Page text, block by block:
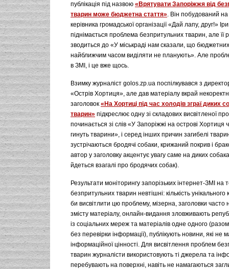
публікація під назвою «Врятувати Запоріжжя від
тварин може бюджетна стаття». Він побудований
керівника громадської організації «Дай лапу, друг!»
піднімається проблема безпритульних тварин, але її
зводиться до «У міськраді нам сказали, що бюджетних
найближчим часом виділяти не планують». Але
в ЗМІ, і це вже щось.
Взимку журналіст golos.zp.ua поспілкувався з
«Острів Хортиця», але дав матеріалу вкрай
заголовок «На Хортиці під час холодів зграї диких
тварин» підкреслює одну зі складових висвітленої
починається зі слів «У Запоріжжі на острові Хортиця
гинуть тварини», і серед інших причин загибелі
зустрічаються бродячі собаки, крижаний покрив і
автор у заголовку акцентує увагу саме на диких
йдеться взагалі про бродячих собак).
Результати моніторингу запорізьких інтернет-ЗМІ на
безпритульних тварин невтішні: кількість унікального
би висвітлити цю проблему, мізерна, заголовки часто
змісту матеріалу, онлайн-видання зловживають
із соціальних мереж та матеріалів одне одного
без перевірки інформації), публікують новини, які не
інформаційної цінності. Для висвітлення проблем
тварин журналісти використовують ті джерела та
перебувають на поверхні, навіть не намагаються